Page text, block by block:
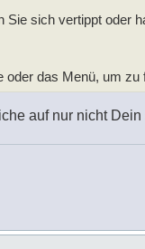
sich vertippt oder
das Menü, um
auf nur nicht